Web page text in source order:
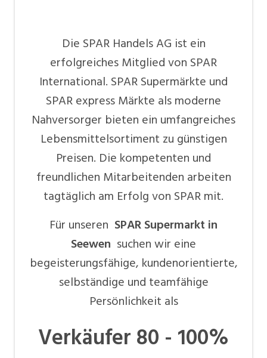
Die SPAR Handels AG ist ein
erfolgreiches Mitglied von SPAR
International. SPAR Supermärkte und
SPAR express Märkte als moderne
Nahversorger bieten ein umfangreiches
Lebensmittelsortiment zu günstigen
Preisen. Die kompetenten und
freundlichen Mitarbeitenden arbeiten
tagtäglich am Erfolg von SPAR mit.
Für unseren SPAR Supermarkt in
Seewen suchen wir eine
begeisterungsfähige, kundenorientierte,
selbständige und teamfähige
Persönlichkeit als
Verkäufer 80 - 100%